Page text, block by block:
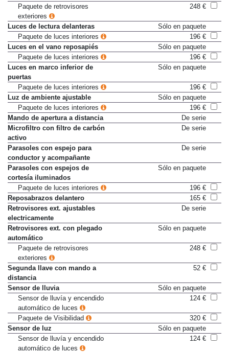
retrovisores ext. calefactados
Paquete de retrovisores
exteriores
Luces de lectura delanteras
Sólo en paquete
Paquete de luces interiores
196 €
Luces en el vano reposapiés
Sólo en paquete
Paquete de luces interiores
196 €
Luces en marco inferior de
puertas
Paquete de luces interiores
196 €
Luz de ambiente ajustable
Sólo en paquete
Paquete de luces interiores
196 €
Mando de apertura a distancia
De serie
Microfiltro con filtro de carbón
activo
Parasoles con espejo para
conductor y acompañante
Parasoles con espejos de
cortesía iluminados
Paquete de luces interiores
196 €
Reposabrazos delantero
165 €
Retrovisores ext. ajustables
electricamente
Retrovisores ext. con plegado
automático
Paquete de retrovisores
exteriores
Segunda llave con mando a
distancia
Sensor de lluvia
Sólo en paquete
Sensor de lluvía y encendido
automático de luces
Paquete de Visibilidad
320 €
Sensor de luz
Sólo en paquete
Sensor de lluvía y encendido